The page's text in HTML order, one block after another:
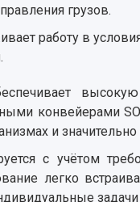
грузов.
работу в
конвейерами
и
с учётом
легко